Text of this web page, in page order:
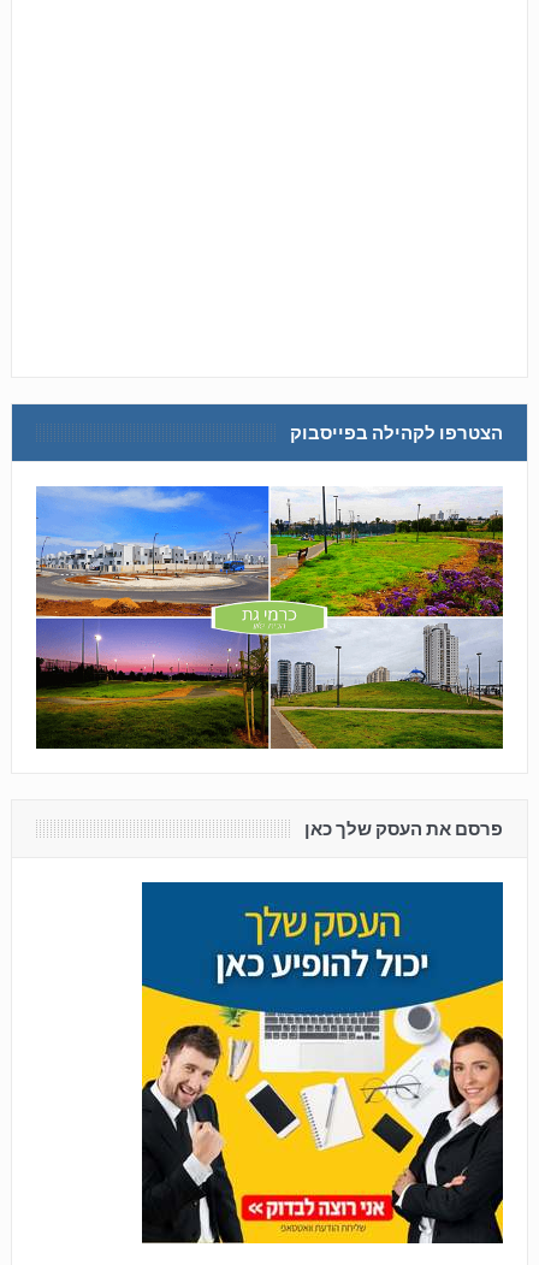
הצטרפו לקהילה בפייסבוק
פרסם את העסק שלך כאן